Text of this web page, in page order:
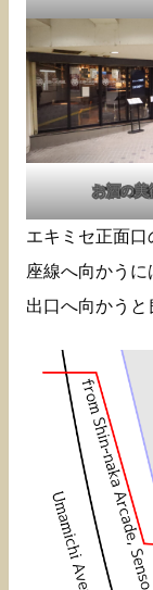
お酒の美
エキミセ正面
座線へ向かう
出口へ向かうと